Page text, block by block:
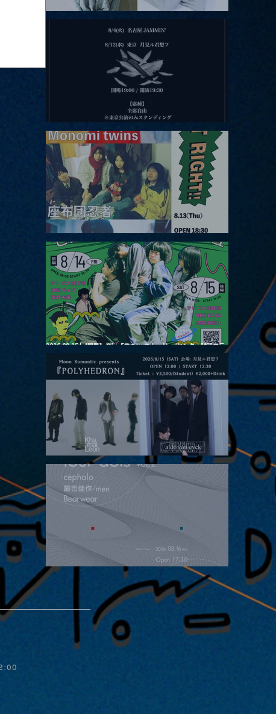
2026.08.12 |【観覧】田澤孝介 ソロワンマン 「Ballad Box 2026」
2026.08.13 |【観覧】JUST RIGHT!! vol.26
2026.08.15 |【観覧】夜）『巷のmyストーリー/センター"訳"フラ
2026.08.15 |【観覧】昼）月見ルpre.『POLYHEDRON』
2026.08.16 |【観覧】夜）four dots vol.2